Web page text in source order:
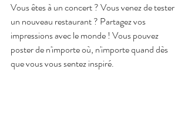
Vous êtes à un concert ? Vous venez de tester
un nouveau restaurant ? Partagez vos
impressions avec le monde ! Vous pouvez
poster de n'importe où, n'importe quand dès
que vous vous sentez inspiré.